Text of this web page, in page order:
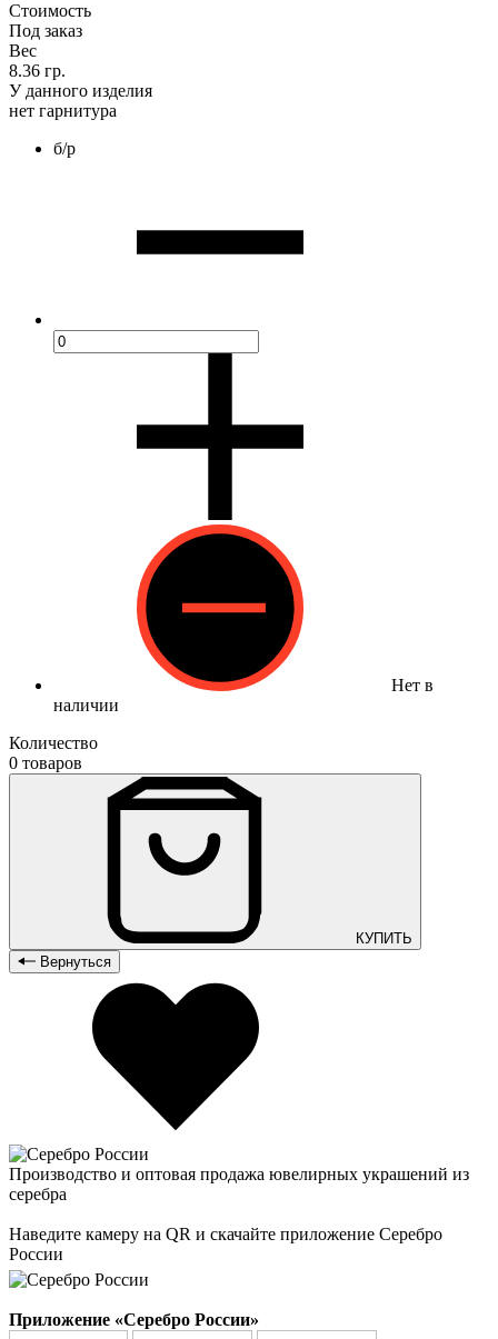
Стоимость
Под заказ
Вес
8.36 гр.
У данного изделия
нет гарнитура
б/р
Нет в
наличии
Количество
0 товаров
КУПИТЬ
Вернуться
Производство и оптовая продажа ювелирных украшений из
серебра
Наведите камеру на QR и скачайте приложение Серебро
России
Приложение «Серебро России»